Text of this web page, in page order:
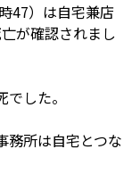
47）は自宅兼店
が確認されまし
した。
務所は自宅とつな